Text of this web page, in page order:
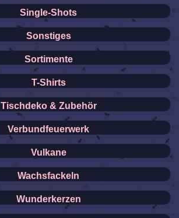
Single-Shots
Sonstiges
Sortimente
T-Shirts
Tischdeko & Zubehör
Verbundfeuerwerk
Vulkane
Wachsfackeln
Wunderkerzen